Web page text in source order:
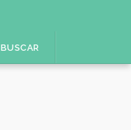
BUSCAR